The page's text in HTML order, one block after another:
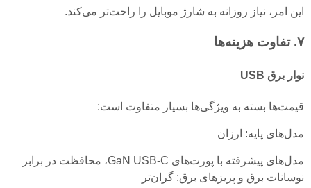
این امر، نیاز روزانه به شارژ موبایل را راحت‌تر می‌کند.
۷. تفاوت هزینه‌ها
نوار برق USB
قیمت‌ها بسته به ویژگی‌ها بسیار متفاوت است:
مدل‌های پایه: ارزان
مدل‌های پیشرفته با پورت‌های GaN USB-C، محافظت در برابر
نوسانات برق و پریزهای برق: گران‌تر